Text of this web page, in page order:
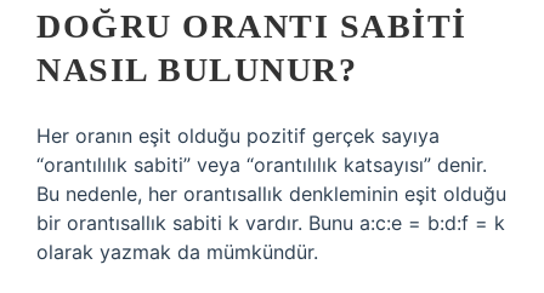
DOĞRU ORANTI SABITI
NASIL BULUNUR?
Her oranın eşit olduğu pozitif gerçek sayıya
“orantılılık sabiti” veya “orantılılık katsayısı” denir.
Bu nedenle, her orantısallık denkleminin eşit olduğu
bir orantısallık sabiti k vardır. Bunu a:c:e = b:d:f = k
olarak yazmak da mümkündür.